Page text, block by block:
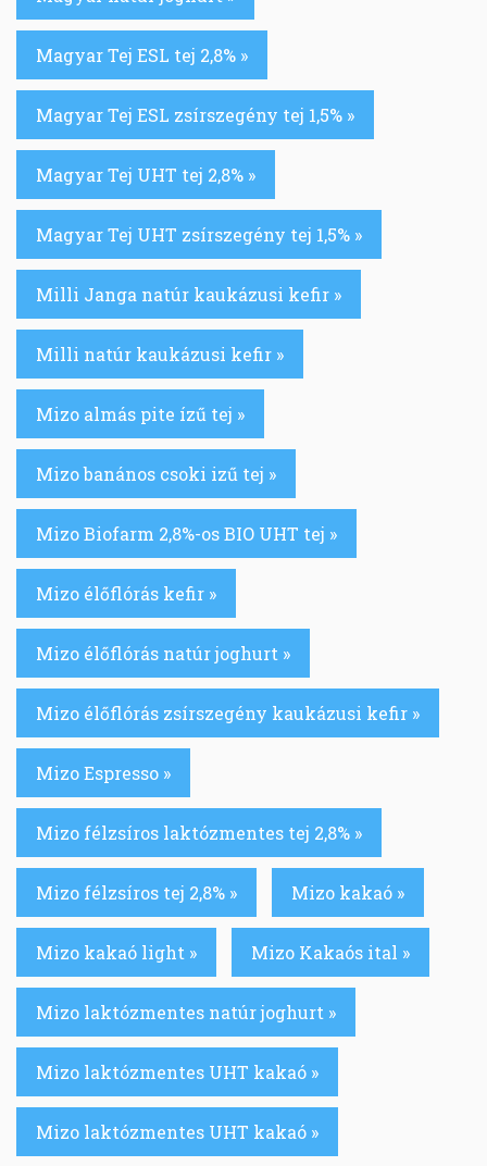
Magyar Tej ESL tej 2,8% »
Magyar Tej ESL zsírszegény tej 1,5% »
Magyar Tej UHT tej 2,8% »
Magyar Tej UHT zsírszegény tej 1,5% »
Milli Janga natúr kaukázusi kefir »
Milli natúr kaukázusi kefir »
Mizo almás pite ízű tej »
Mizo banános csoki izű tej »
Mizo Biofarm 2,8%-os BIO UHT tej »
Mizo élőflórás kefir »
Mizo élőflórás natúr joghurt »
Mizo élőflórás zsírszegény kaukázusi kefir »
Mizo Espresso »
Mizo félzsíros laktózmentes tej 2,8% »
Mizo félzsíros tej 2,8% » Mizo kakaó »
Mizo kakaó light » Mizo Kakaós ital »
Mizo laktózmentes natúr joghurt »
Mizo laktózmentes UHT kakaó »
Mizo laktózmentes UHT kakaó »